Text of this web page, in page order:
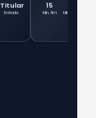
Titular
Entrada
15
Min. fim Min totais